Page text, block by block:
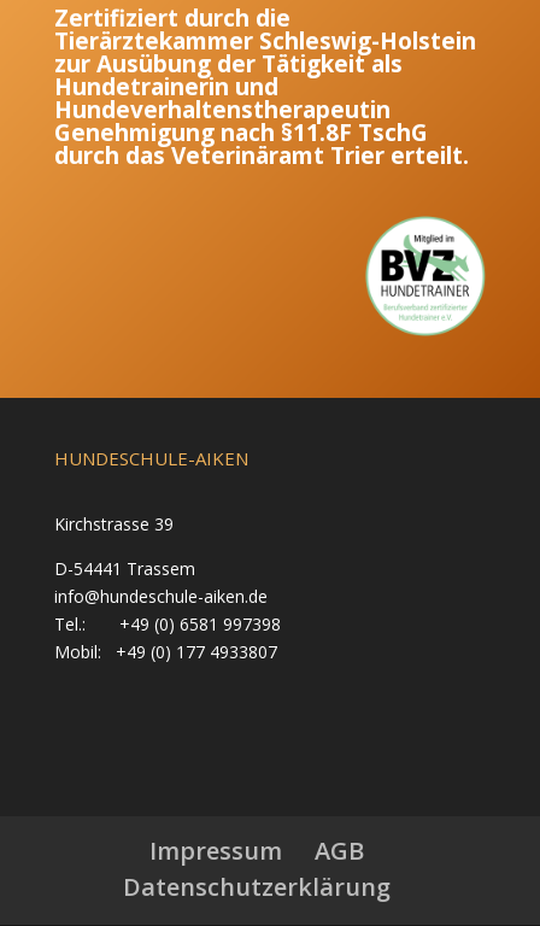
Zertifiziert durch die
Tierärztekammer Schleswig-Holstein
zur Ausübung der Tätigkeit als
Hundetrainerin und
Hundeverhaltenstherapeutin
Genehmigung nach §11.8F TschG
durch das Veterinäramt Trier erteilt.
HUNDESCHULE-AIKEN
Kirchstrasse 39
D-54441 Trassem
info@hundeschule-aiken.de
Tel.: +49 (0) 6581 997398
Mobil: +49 (0) 177 4933807
Impressum
AGB
Datenschutzerklärung